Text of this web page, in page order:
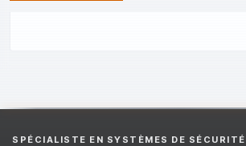
SPÉCIALISTE EN SYSTÈMES DE SÉCURITÉ